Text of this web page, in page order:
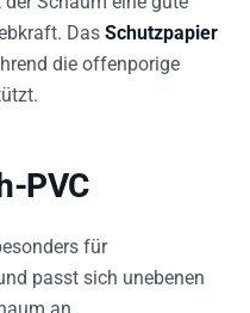
Das Schutzpapier
die offenporige
PVC
für
passt sich unebenen